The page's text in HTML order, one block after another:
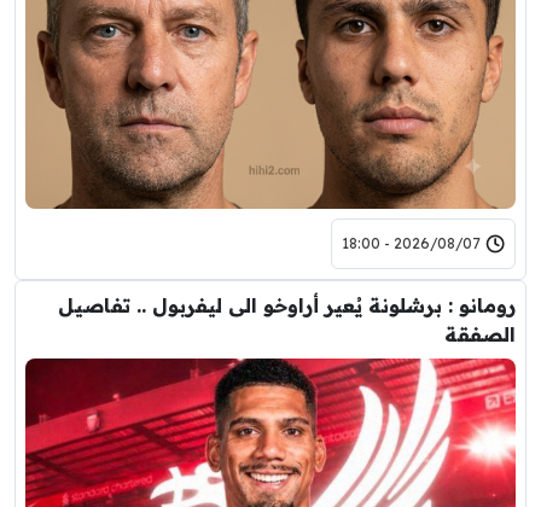
2026/08/07 - 18:00
رومانو : برشلونة يُعير أراوخو الى ليفربول .. تفاصيل
الصفقة